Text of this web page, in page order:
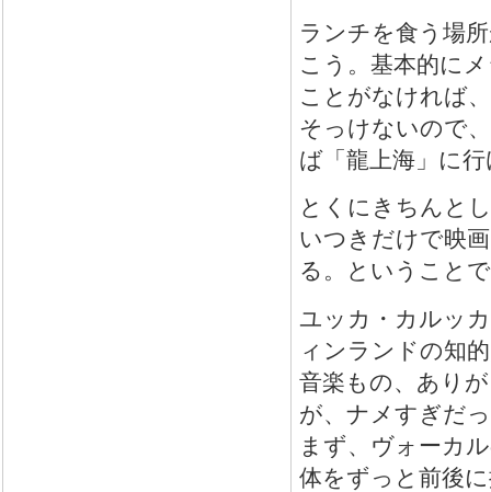
ランチを食う場
こう。基本的に
ことがなければ
そっけないので
ば「龍上海」に
とくにきちんと
いつきだけで映
る。ということ
ユッカ・カルッ
ィンランドの知
音楽もの、あり
が、ナメすぎだ
まず、ヴォーカ
体をずっと前後